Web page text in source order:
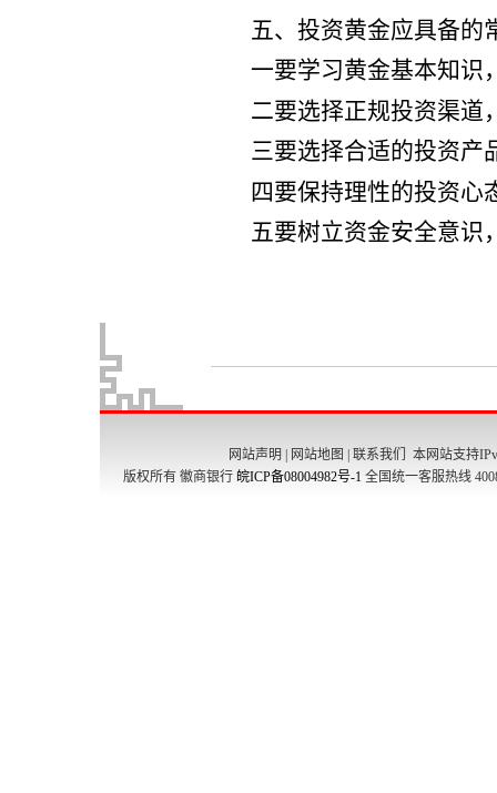
网站声明 网站地图 联系我们
本网站支持
版权所有 徽商银行 皖ICP备08004982号-1 全国统一客服热线